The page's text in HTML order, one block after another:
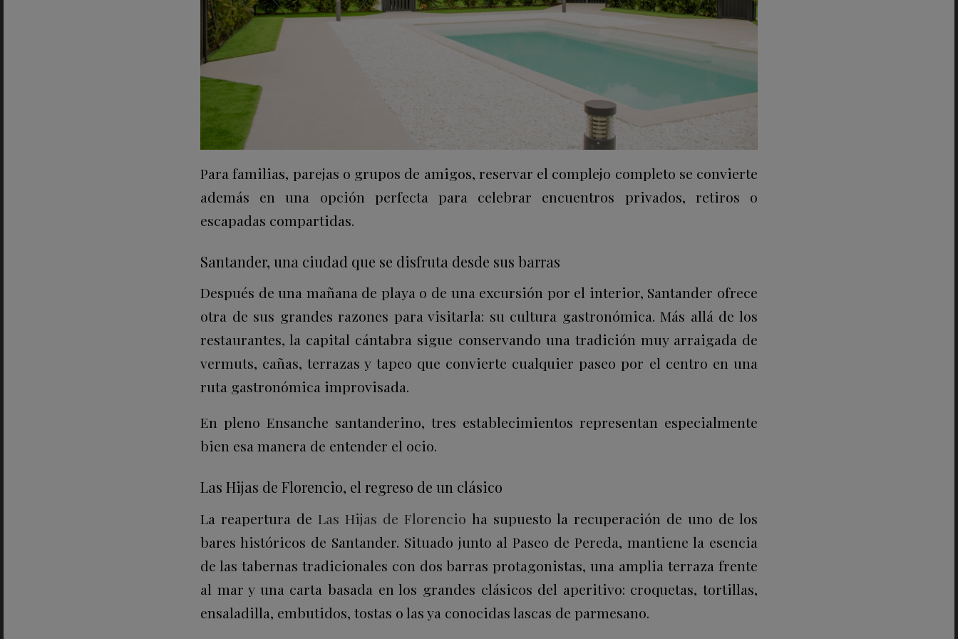
Para familias, parejas o grupos de amigos, reservar el complejo completo se convierte
además en una opción perfecta para celebrar encuentros privados, retiros o
escapadas compartidas.
Santander, una ciudad que se disfruta desde sus barras
Después de una mañana de playa o de una excursión por el interior, Santander ofrece
otra de sus grandes razones para visitarla: su cultura gastronómica. Más allá de los
restaurantes, la capital cántabra sigue conservando una tradición muy arraigada de
vermuts, cañas, terrazas y tapeo que convierte cualquier paseo por el centro en una
ruta gastronómica improvisada.
En pleno Ensanche santanderino, tres establecimientos representan especialmente
bien esa manera de entender el ocio.
Las Hijas de Florencio, el regreso de un clásico
La reapertura de Las Hijas de Florencio ha supuesto la recuperación de uno de los
bares históricos de Santander. Situado junto al Paseo de Pereda, mantiene la esencia
de las tabernas tradicionales con dos barras protagonistas, una amplia terraza frente
al mar y una carta basada en los grandes clásicos del aperitivo: croquetas, tortillas,
ensaladilla, embutidos, tostas o las ya conocidas lascas de parmesano.